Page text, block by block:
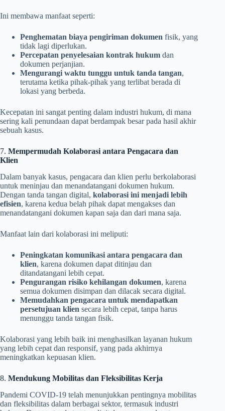
Ini membawa manfaat seperti:
Penghematan biaya pengiriman dokumen fisik, yang
tidak lagi diperlukan.
Percepatan penyelesaian kontrak hukum dan
dokumen perjanjian.
Mengurangi waktu tunggu untuk tanda tangan,
terutama ketika pihak-pihak yang terlibat berada di
lokasi yang berbeda.
Kecepatan ini sangat penting dalam industri hukum, di mana
sering kali penundaan dapat berdampak besar pada hasil akhir
sebuah kasus.
7. Mempermudah Kolaborasi antara Pengacara dan
Klien
Dalam banyak kasus, pengacara dan klien perlu berkolaborasi
untuk meninjau dan menandatangani dokumen hukum.
Dengan tanda tangan digital, kolaborasi ini menjadi lebih
efisien, karena kedua belah pihak dapat mengakses dan
menandatangani dokumen kapan saja dan dari mana saja.
Manfaat lain dari kolaborasi ini meliputi:
Peningkatan komunikasi antara pengacara dan
klien, karena dokumen dapat ditinjau dan
ditandatangani lebih cepat.
Pengurangan risiko kehilangan dokumen, karena
semua dokumen disimpan dan dilacak secara digital.
Memudahkan pengacara untuk mendapatkan
persetujuan klien secara lebih cepat, tanpa harus
menunggu tanda tangan fisik.
Kolaborasi yang lebih baik ini menghasilkan layanan hukum
yang lebih cepat dan responsif, yang pada akhirnya
meningkatkan kepuasan klien.
8. Mendukung Mobilitas dan Fleksibilitas Kerja
Pandemi COVID-19 telah menunjukkan pentingnya mobilitas
dan fleksibilitas dalam berbagai sektor, termasuk industri